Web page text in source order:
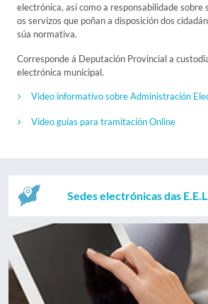
electrónica, así como a responsabilidade sobre
os servizos que poñan a disposición dos
súa normativa.
Corresponde á Deputación Provincial a
electrónica municipal.
Video informativo sobre Administración
Video guías para tramitación Online
Sedes electrónicas das